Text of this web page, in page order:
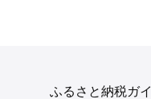
ふるさと納税ガ